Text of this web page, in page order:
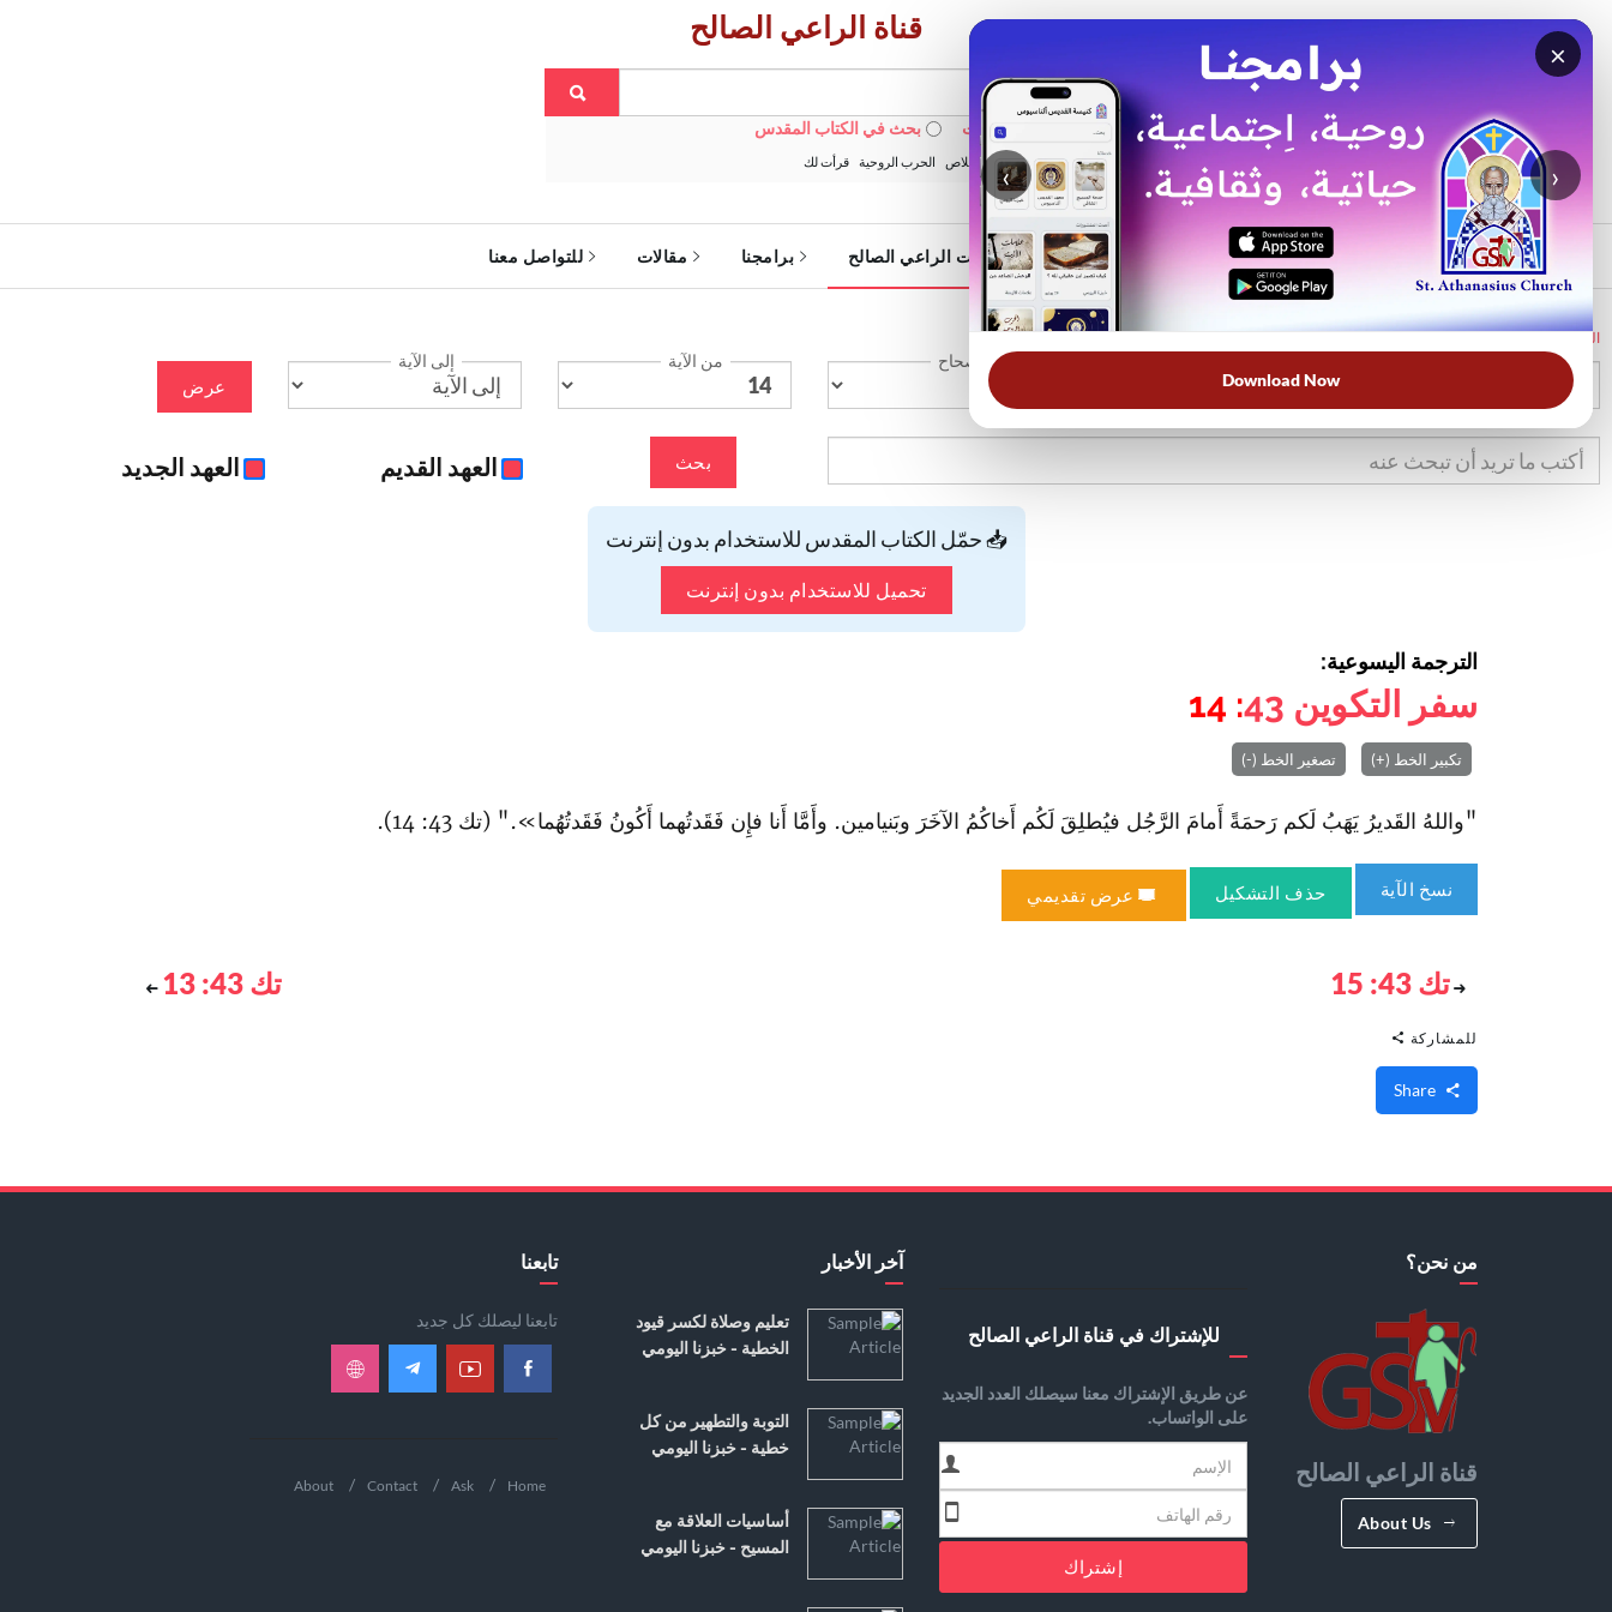
×
‹ ›
Download Now
قناة الراعي الصالح
بحث في الويبسايت بحث في الكتاب المقدس
الأكثر بحثًا: خبزنا اليومي الخلاص الحرب الروحية قرأت لك
الرئيسية خدمات الراعي الصالح برامجنا مقالات للتواصل معنا
الرئيسية
الإصحاح من الآية إلى الآية
عرض
بحث العهد القديم العهد الجديد
📥 حمّل الكتاب المقدس للاستخدام بدون إنترنت
تحميل للاستخدام بدون إنترنت
الترجمة اليسوعية:
سفر التكوين 43
: 14
تكبير الخط (+) تصغير الخط (-)
"واللهُ القَديرُ يَهَبُ لَكم رَحمَةً أَمامَ الرَّجُل فيُطلِقَ لَكُم أَخاكُمُ الآخَرَ وبَنيامين. وأَمَّا أَنا فإِن فَقَدتُهما أَكُونُ فَقَدتُهُما»." (تك 43: 14).
نسخ الآية حذف التشكيل عرض تقديمي
تك 43: 15 تك 43: 13
للمشاركة
من نحن؟
قناة الراعي الصالح
About Us
للإشتراك في قناة الراعي الصالح
عن طريق الإشتراك معنا سيصلك العدد الجديد
على الواتساب.
إشتراك
آخر الأخبار
تعليم وصلاة لكسر قيود
الخطية - خبزنا اليومي
التوبة والتطهير من كل
خطية - خبزنا اليومي
أساسيات العلاقة مع
المسيح - خبزنا اليومي
تابعنا
تابعنا ليصلك كل جديد
Home
Ask
Contact
About